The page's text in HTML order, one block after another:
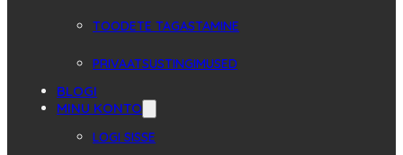
TOODETE TAGASTAMINE
PRIVAATSUSTINGIMUSED
BLOGI
MINU KONTO
LOGI SISSE